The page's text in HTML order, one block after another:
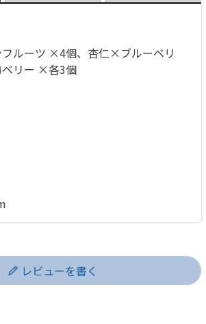
ルーツ ×4個、杏仁×ブルーベリ
リー ×各3個
レビューを書く